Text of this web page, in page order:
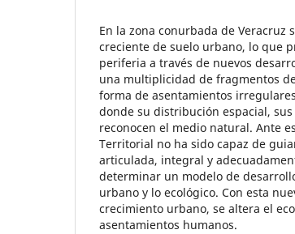
En la zona conurbada de Veracruz
creciente de suelo urbano, lo que
periferia a través de nuevos
una multiplicidad de fragmentos
forma de asentamientos
donde su distribución espacial,
reconocen el medio natural. Ante
Territorial no ha sido capaz de
articulada, integral y
determinar un modelo de
urbano y lo ecológico. Con esta
crecimiento urbano, se altera el
asentamientos humanos.